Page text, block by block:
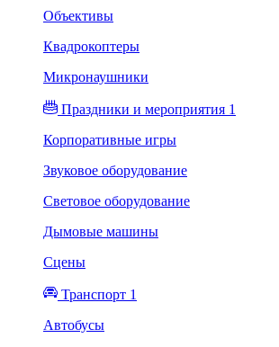
Объективы
Квадрокоптеры
Микронаушники
Праздники и мероприятия 1
Корпоративные игры
Звуковое оборудование
Световое оборудование
Дымовые машины
Сцены
Транспорт 1
Автобусы